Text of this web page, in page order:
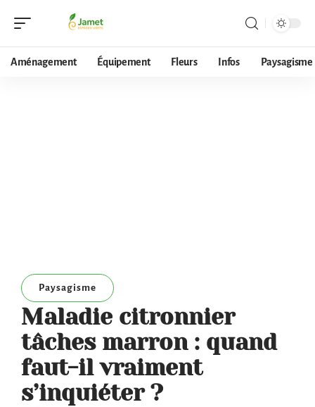
Aménagement Équipement Fleurs Infos Paysagisme
Paysagisme
Maladie citronnier
tâches marron : quand
faut-il vraiment
s’inquiéter ?